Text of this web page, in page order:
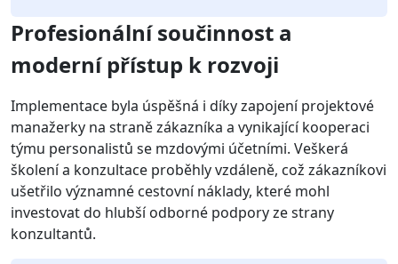
Profesionální součinnost a
moderní přístup k rozvoji
Implementace byla úspěšná i díky zapojení projektové
manažerky na straně zákazníka a vynikající kooperaci
týmu personalistů se mzdovými účetními. Veškerá
školení a konzultace proběhly vzdáleně, což zákazníkovi
ušetřilo významné cestovní náklady, které mohl
investovat do hlubší odborné podpory ze strany
konzultantů.